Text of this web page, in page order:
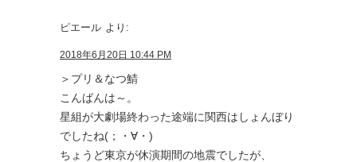
ピエール より:
2018年6月20日 10:44 PM
＞プリ＆なつ鯖
こんばんは～。
星組が大劇場終わった途端に関西はしょんぼり
でしたね(；・∀・)
ちょうど東京が休演期間の地震でしたが、